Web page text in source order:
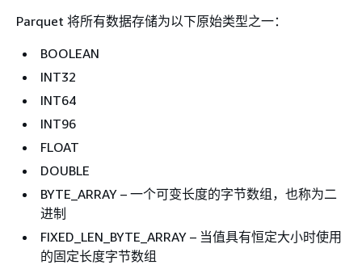
Parquet 将所有数据存储为以下原始类型之一：
BOOLEAN
INT32
INT64
INT96
FLOAT
DOUBLE
BYTE_ARRAY – 一个可变长度的字节数组，也称为二
进制
FIXED_LEN_BYTE_ARRAY – 当值具有恒定大小时使用
的固定长度字节数组